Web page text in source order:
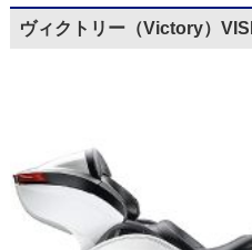
ヴィクトリー（Victory）